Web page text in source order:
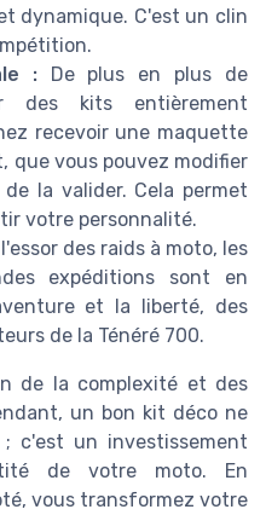
dynamique. C'est un clin
:De plus en plus de
des kits entièrement
recevoir une maquette
que vous pouvez modifier
la valider. Cela permet
votre personnalité.
des raids à moto, les
expéditions sont en
et la liberté, des
de la Ténéré 700.
de la complexité et des
un bon kit déco ne
c'est un investissement
de votre moto. En
vous transformez votre